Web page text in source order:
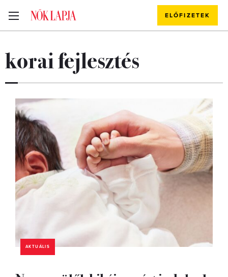
ELŐFIZETEK
korai fejlesztés
AKTUÁLIS